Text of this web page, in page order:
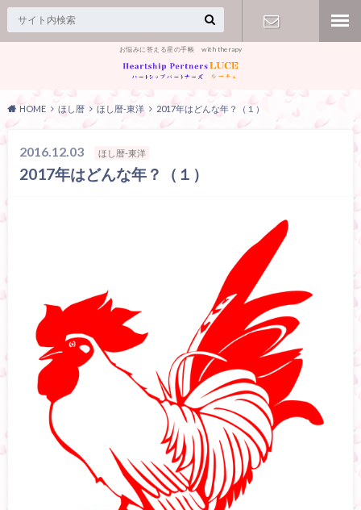
お悩みに答える星の手帳 with therapy
せ】
HOME ほし暦 ほし暦-東洋 2017年はどんな年？（１）
2016.12.03 ほし暦-東洋
2017年はどんな年？（１）